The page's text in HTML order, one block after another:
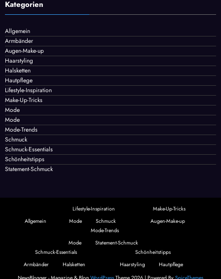
25. Februar 2025 admin
Kategorien
Allgemein
Armbänder
Augen-Make-up
Haarstyling
Halsketten
Hautpflege
Lifestyle-Inspiration
Make-Up-Tricks
Schmuck-Essentials